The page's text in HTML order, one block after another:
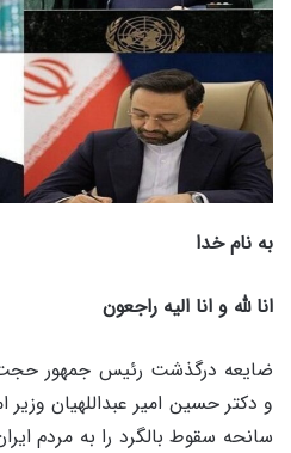
به نام خدا
انا لله و انا الیه راجعون
ضایعه درگذشت رئیس جمهور حجت
و دکتر حسین امیر عبداللهیان
سانحه سقوط بالگرد را به مردم